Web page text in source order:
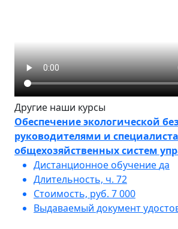
Другие наши курсы
Обеспечение экологической
руководителями и
общехозяйственных систем
Дистанционное обучениеда
Длительность, ч. 72
Стоимость, руб. 7 000
Выдаваемый документ